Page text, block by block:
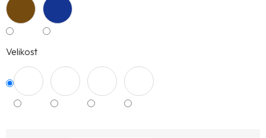
Velikost